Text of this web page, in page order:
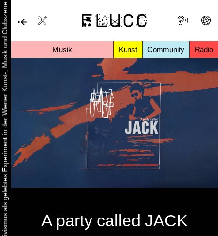
Musik Kunst Community Radio
Urbaner Aktivismus als gelebtes Experiment in der Wiener Kunst-, Musik und Clubszene A party called JACK